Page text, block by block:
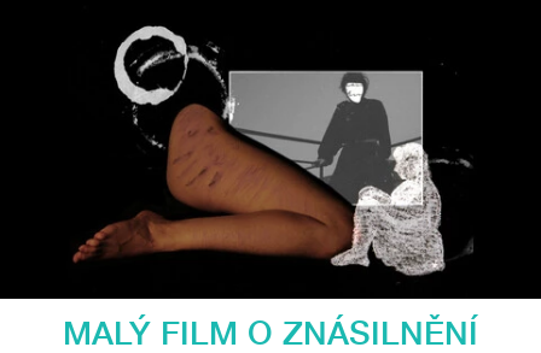
MALÝ FILM O ZNÁSILNĚNÍ